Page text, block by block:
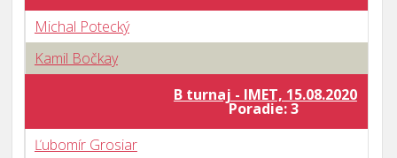
Michal Potecký
Kamil Bočkay
B turnaj - IMET, 15.08.2020
Poradie: 3
Ľubomír Grosiar